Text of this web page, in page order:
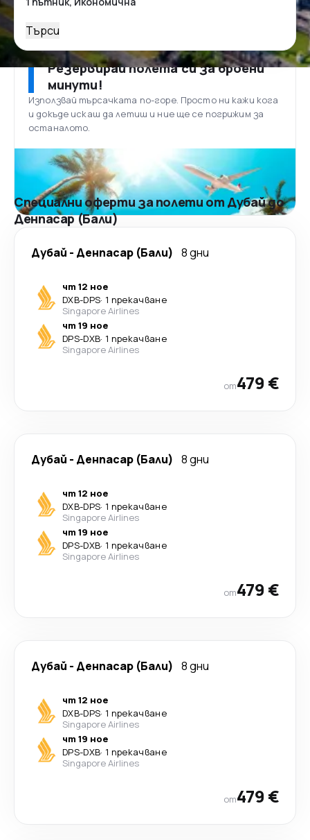
Търси
Резервирай полета си за броени
минути!
Използвай търсачката по-горе. Просто ни кажи кога
и докъде искаш да летиш и ние ще се погрижим за
останалото.
Специални оферти за полети от Дубай до
Денпасар (Бали)
Дубай - Денпасар (Бали) 8 дни
чт 12 ное
DXB-DPS· 1 прекачване
Singapore Airlines
чт 19 ное
DPS-DXB· 1 прекачване
Singapore Airlines
от479 €
Дубай - Денпасар (Бали) 8 дни
чт 12 ное
DXB-DPS· 1 прекачване
Singapore Airlines
чт 19 ное
DPS-DXB· 1 прекачване
Singapore Airlines
от479 €
Дубай - Денпасар (Бали) 8 дни
чт 12 ное
DXB-DPS· 1 прекачване
Singapore Airlines
чт 19 ное
DPS-DXB· 1 прекачване
Singapore Airlines
от479 €